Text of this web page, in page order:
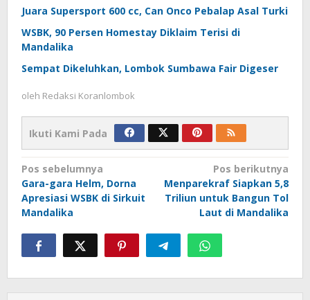
Juara Supersport 600 cc, Can Onco Pebalap Asal Turki
WSBK, 90 Persen Homestay Diklaim Terisi di
Mandalika
Sempat Dikeluhkan, Lombok Sumbawa Fair Digeser
oleh Redaksi Koranlombok
Ikuti Kami Pada
Navigasi
pos
Pos sebelumnya
Gara-gara Helm, Dorna
Apresiasi WSBK di Sirkuit
Mandalika
Pos berikutnya
Menparekraf Siapkan 5,8
Triliun untuk Bangun Tol
Laut di Mandalika